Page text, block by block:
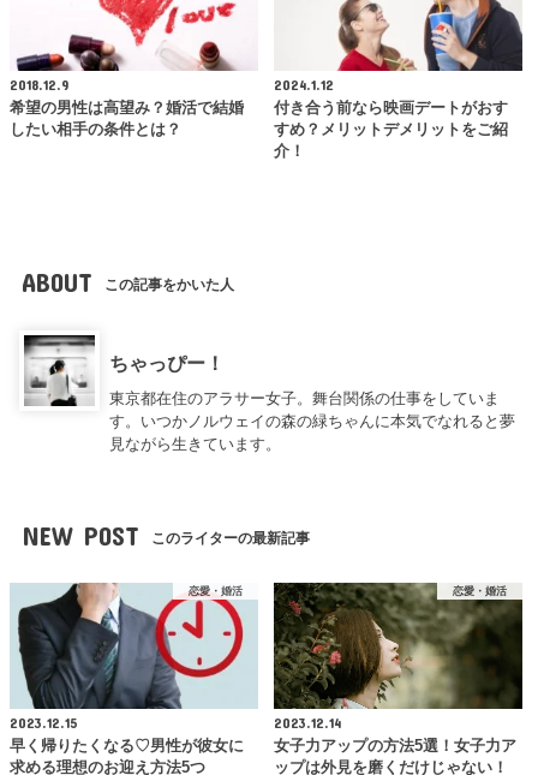
2018.12.9
希望の男性は高望み？婚活で結婚
したい相手の条件とは？
2024.1.12
付き合う前なら映画デートがおす
すめ？メリットデメリットをご紹
介！
ABOUT この記事をかいた人
ちゃっぴー！
東京都在住のアラサー女子。舞台関係の仕事をしていま
す。いつかノルウェイの森の緑ちゃんに本気でなれると夢
見ながら生きています。
NEW POST このライターの最新記事
恋愛・婚活
2023.12.15
早く帰りたくなる♡男性が彼女に
求める理想のお迎え方法5つ
恋愛・婚活
2023.12.14
女子力アップの方法5選！女子力ア
ップは外見を磨くだけじゃない！